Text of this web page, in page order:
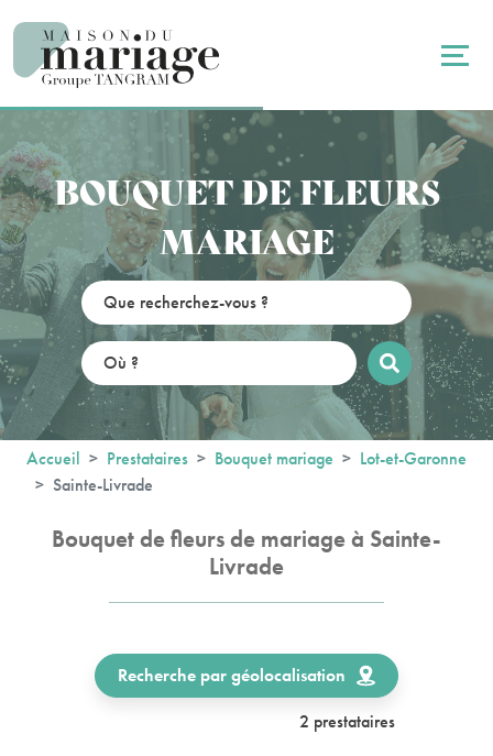
BOUQUET DE FLEURS
MARIAGE
Accueil Prestataires Bouquet mariage
Lot-et-Garonne
Sainte-Livrade
Bouquet de fleurs de mariage à Sainte-
Livrade
Recherche par géolocalisation
2 prestataires